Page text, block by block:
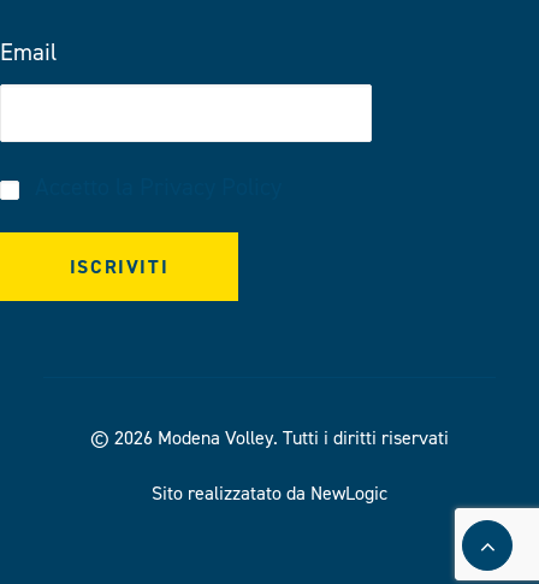
Email
© 2026 Modena Volley. Tutti i diritti riservati
Sito realizzatato da NewLogic